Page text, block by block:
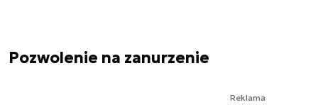
Pozwolenie na zanurzenie
Reklama